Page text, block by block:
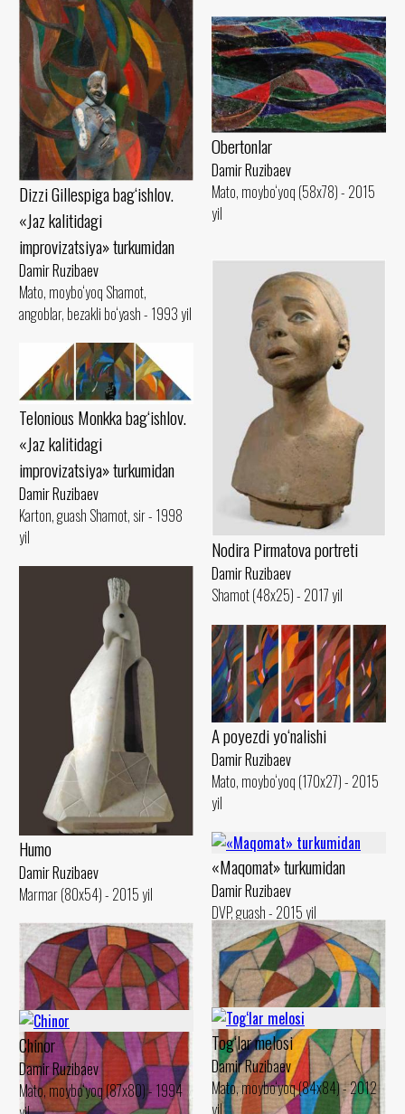
Dizzi Gillespiga bag‘ishlov.
«Jaz kalitidagi
improvizatsiya» turkumidan
Damir Ruzibaev
Mato, moybo‘yoq Shamot,
angoblar, bezakli bo‘yash - 1993 yil
Obertonlar
Damir Ruzibaev
Mato, moybo‘yoq (58x78) - 2015
yil
Nodira Pirmatova portreti
Damir Ruzibaev
Shamot (48x25) - 2017 yil
Telonious Monkka bag‘ishlov.
«Jaz kalitidagi
improvizatsiya» turkumidan
Damir Ruzibaev
Karton, guash Shamot, sir - 1998
yil
Humo
Damir Ruzibaev
Marmar (80x54) - 2015 yil
A poyezdi yo‘nalishi
Damir Ruzibaev
Mato, moybo‘yoq (170x27) - 2015
yil
«Maqomat» turkumidan
Damir Ruzibaev
DVP, guash - 2015 yil
Tog‘lar melosi
Damir Ruzibaev
Mato, moybo‘yoq (84x84) - 2012
yil
Chinor
Damir Ruzibaev
Mato, moybo‘yoq (87x80) - 1994